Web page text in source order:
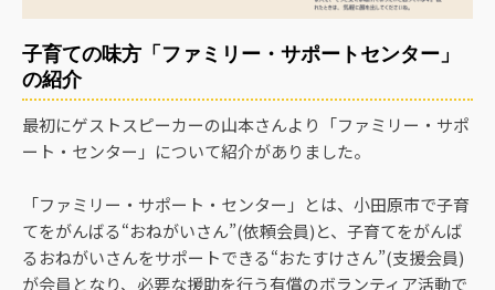
子育ての味方「ファミリー・サポートセンター」
の紹介
最初にゲストスピーカーの山本さんより「ファミリー・サポ
ート・センター」について紹介がありました。
「ファミリー・サポート・センター」とは、小田原市で子育
てをがんばる“おねがいさん”(依頼会員)と、子育てをがんば
るおねがいさんをサポートできる“おたすけさん”(支援会員)
が会員となり、必要な援助を行う有償のボランティア活動で